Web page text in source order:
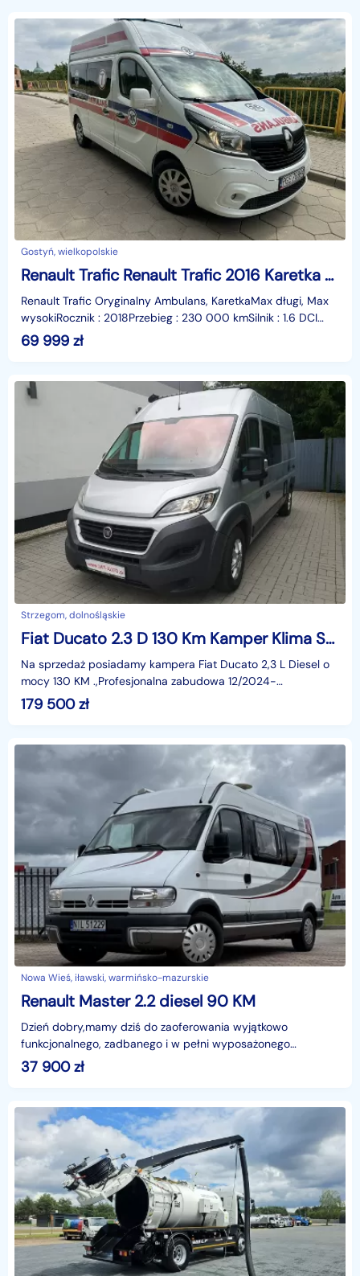
Gostyń, wielkopolskie
Renault Trafic Renault Trafic 2016 Karetka Ambulans Zarejestrowany Gostowy do pracy
Renault Trafic Oryginalny Ambulans, KaretkaMax długi, Max
wysokiRocznik : 2018Przebieg : 230 000 kmSilnik : 1.6 DCI
145KM 6-biegowa skrzynia manualnaKompletna g
69 999 zł
Strzegom, dolnośląskie
Fiat Ducato 2.3 D 130 Km Kamper Klima Solary 4osobowy WC Kamera Alu
Na sprzedaż posiadamy kampera Fiat Ducato 2,3 L Diesel o
mocy 130 KM .,Profesjonalna zabudowa 12/2024-
zarejestrowany jako pojazd specjalny kempingowy na 4
osoby
179 500zł
Nowa Wieś, iławski, warmińsko-mazurskie
Renault Master 2.2 diesel 90 KM
Dzień dobry,mamy dziś do zaoferowania wyjątkowo
funkcjonalnego, zadbanego i w pełni wyposażonego
kampera, jakim jest:RENAULT MASTER CAMPER 2.2 DCI 90
37 900zł